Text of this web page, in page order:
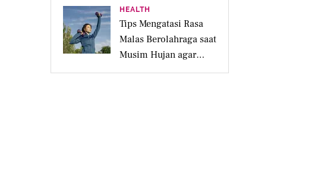
HEALTH
Tips Mengatasi Rasa
Malas Berolahraga saat
Musim Hujan agar
Tubuh Tetap Aktif